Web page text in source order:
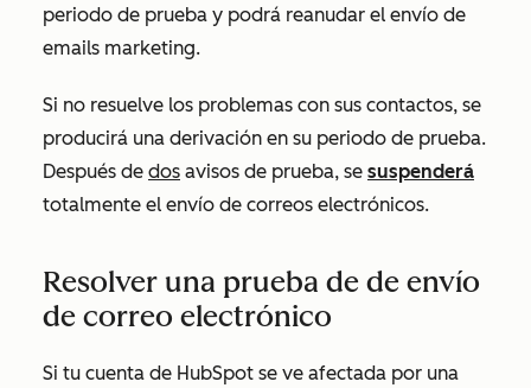
periodo de prueba y podrá reanudar el envío de
emails marketing.
Si no resuelve los problemas con sus contactos, se
producirá una derivación en su periodo de prueba.
Después de dos avisos de prueba, se suspenderá
totalmente el envío de correos electrónicos.
Resolver una prueba de de envío
de correo electrónico
Si tu cuenta de HubSpot se ve afectada por una